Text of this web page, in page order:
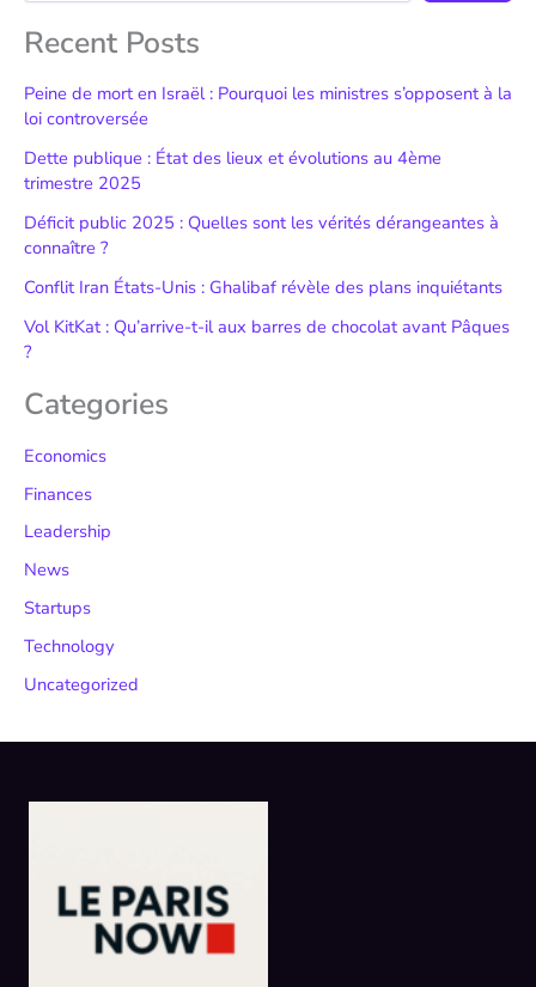
Recent Posts
Peine de mort en Israël : Pourquoi les ministres s’opposent à la
loi controversée
Dette publique : État des lieux et évolutions au 4ème
trimestre 2025
Déficit public 2025 : Quelles sont les vérités dérangeantes à
connaître ?
Conflit Iran États-Unis : Ghalibaf révèle des plans inquiétants
Vol KitKat : Qu’arrive-t-il aux barres de chocolat avant Pâques
?
Categories
Economics
Finances
Leadership
News
Startups
Technology
Uncategorized